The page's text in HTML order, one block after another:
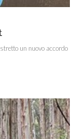
un nuovo accordo